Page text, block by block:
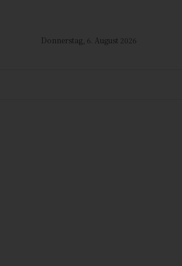
Donnerstag, 6. August 2026
der Dialog geschlossen. Seine Funktionalität ist